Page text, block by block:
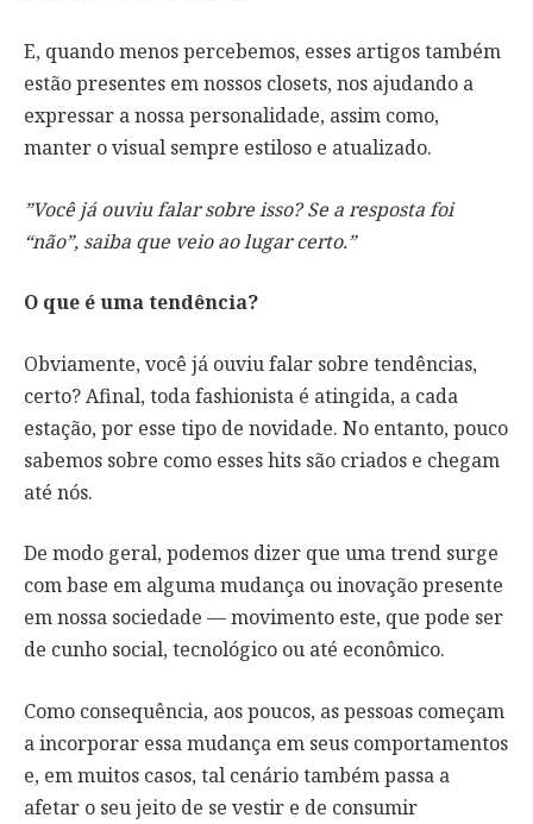
E, quando menos percebemos, esses artigos também
estão presentes em nossos closets, nos ajudando a
expressar a nossa personalidade, assim como,
manter o visual sempre estiloso e atualizado.
”Você já ouviu falar sobre isso? Se a resposta foi
“não”, saiba que veio ao lugar certo.”
O que é uma tendência?
Obviamente, você já ouviu falar sobre tendências,
certo? Afinal, toda fashionista é atingida, a cada
estação, por esse tipo de novidade. No entanto, pouco
sabemos sobre como esses hits são criados e chegam
até nós.
De modo geral, podemos dizer que uma trend surge
com base em alguma mudança ou inovação presente
em nossa sociedade — movimento este, que pode ser
de cunho social, tecnológico ou até econômico.
Como consequência, aos poucos, as pessoas começam
a incorporar essa mudança em seus comportamentos
e, em muitos casos, tal cenário também passa a
afetar o seu jeito de se vestir e de consumir